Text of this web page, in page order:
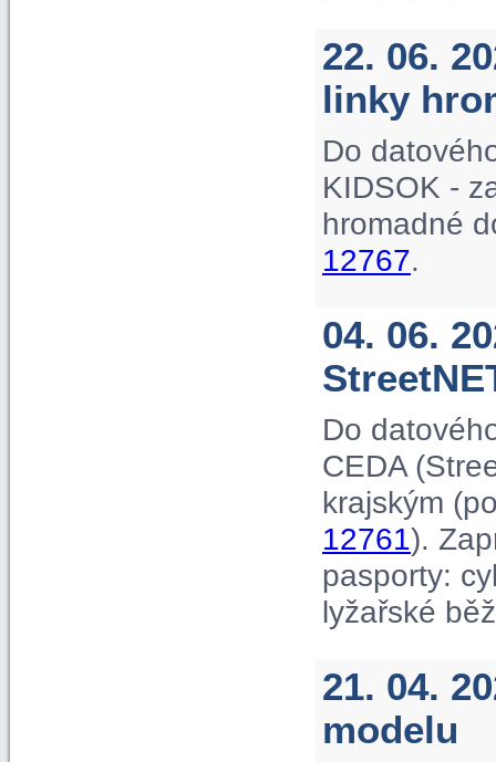
22. 06.
linky
Do
KIDSOK -
hromadné
12767.
04. 06.
Do
CEDA
krajským
12761).
pasporty:
lyžařské
21. 04.
modelu